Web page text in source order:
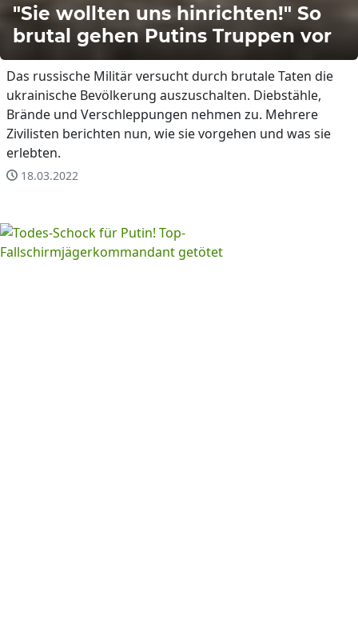
"Sie wollten uns hinrichten!" So
brutal gehen Putins Truppen vor
Das russische Militär versucht durch brutale Taten die
ukrainische Bevölkerung auszuschalten. Diebstähle,
Brände und Verschleppungen nehmen zu. Mehrere
Zivilisten berichten nun, wie sie vorgehen und was sie
erlebten.
18.03.2022